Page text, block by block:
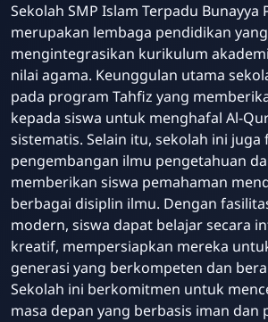
Sekolah SMP Islam Terpadu Bunayya
merupakan lembaga pendidikan yang
mengintegrasikan kurikulum
nilai agama. Keunggulan utama
pada program Tahfiz yang
kepada siswa untuk menghafal Al-
sistematis. Selain itu, sekolah ini juga
pengembangan ilmu pengetahuan
memberikan siswa pemahaman
berbagai disiplin ilmu. Dengan
modern, siswa dapat belajar secara
kreatif, mempersiapkan mereka
generasi yang berkompeten dan
Sekolah ini berkomitmen untuk
masa depan yang berbasis iman dan